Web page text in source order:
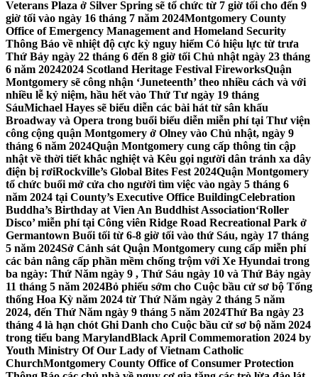
Veterans Plaza ở Silver Spring sẽ tổ chức từ 7 giờ tối cho đến 9
giờ tối vào ngày 16 tháng 7 năm 2024Montgomery County
Office of Emergency Management and Homeland Security
Thông Báo về nhiệt độ cực kỳ nguy hiểm Có hiệu lực từ trưa
Thứ Bảy ngày 22 tháng 6 đến 8 giờ tối Chủ nhật ngày 23 tháng
6 năm 20242024 Scotland Heritage Festival FireworksQuận
Montgomery sẽ công nhận ‘Juneteenth’ theo nhiều cách và với
nhiều lễ kỷ niệm, hầu hết vào Thứ Tư ngày 19 tháng
SáuMichael Hayes sẽ biểu diễn các bài hát từ sân khấu
Broadway và Opera trong buổi biểu diễn miễn phí tại Thư viện
công cộng quận Montgomery ở Olney vào Chủ nhật, ngày 9
tháng 6 năm 2024Quận Montgomery cung cấp thông tin cập
nhật về thời tiết khắc nghiệt và Kêu gọi người dân tránh xa dây
điện bị rơiRockville’s Global Bites Fest 2024Quận Montgomery
tổ chức buổi mở cửa cho người tìm việc vào ngày 5 tháng 6
năm 2024 tại County’s Executive Office BuildingCelebration
Buddha’s Birthday at Vien An Buddhist Association‘Roller
Disco’ miễn phí tại Công viên Ridge Road Recreational Park ở
Germantown Buổi tối từ 6-8 giờ tối vào thứ Sáu, ngày 17 tháng
5 năm 2024Sở Cảnh sát Quận Montgomery cung cấp miễn phí
các bản nâng cấp phần mềm chống trộm với Xe Hyundai trong
ba ngày: Thứ Năm ngày 9 , Thứ Sáu ngày 10 và Thứ Bảy ngày
11 tháng 5 năm 2024Bỏ phiếu sớm cho Cuộc bầu cử sơ bộ Tổng
thống Hoa Kỳ năm 2024 từ Thứ Năm ngày 2 tháng 5 năm
2024, đến Thứ Năm ngày 9 tháng 5 năm 2024Thứ Ba ngày 23
tháng 4 là hạn chót Ghi Danh cho Cuộc bầu cử sơ bộ năm 2024
trong tiểu bang MarylandBlack April Commemoration 2024 by
Youth Ministry Of Our Lady of Vietnam Catholic
ChurchMontgomery County Office of Consumer Protection